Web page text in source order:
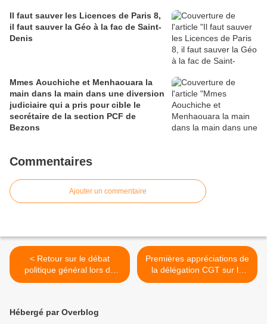
Il faut sauver les Licences de Paris 8,
il faut sauver la Géo à la fac de Saint-
Denis
Mmes Aouchiche et Menhaouara la
main dans la main dans une diversion
judiciaire qui a pris pour cible le
secrétaire de la section PCF de
Bezons
Commentaires
Ajouter un commentaire
< Retour sur le débat
politique général lors du
conseil fédéral du PS le 17
Premières appréciations de
la délégation CGT sur la
grande Conférence sociale
Hébergé par Overblog